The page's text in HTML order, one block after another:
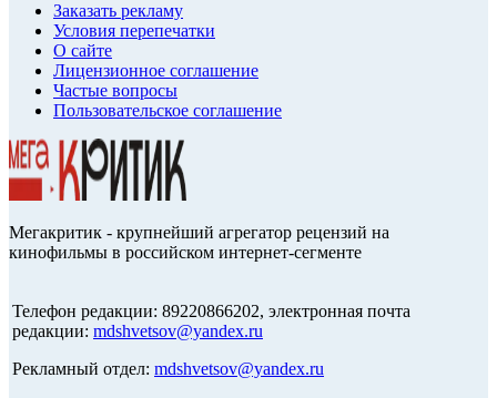
Заказать рекламу
Условия перепечатки
О сайте
Лицензионное соглашение
Частые вопросы
Пользовательское соглашение
Мегакритик - крупнейший агрегатор рецензий на
кинофильмы в российском интернет-сегменте
Телефон редакции: 89220866202, электронная почта
редакции: mdshvetsov@yandex.ru
Рекламный отдел: mdshvetsov@yandex.ru